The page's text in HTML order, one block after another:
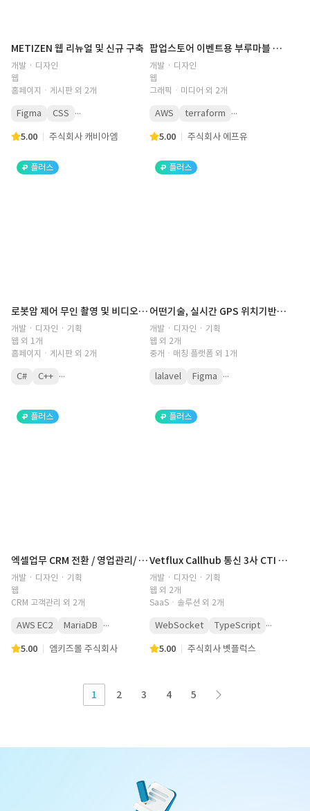
METIZEN 웹 리뉴얼 및 신규 구축
개발 · 디자인
웹
홈페이지ㆍ게시판 외 2개
Figma CSS ...
5.00 주식회사 캐비아엠
팝업스토어 이벤트용 부루마블 웹 게임 개발
개발 · 디자인
웹
그래픽ㆍ미디어 외 2개
AWS terraform ...
5.00 주식회사 에프유
플러스
로봇암 제어 무인 촬영 및 비디오 편집 키오스크 구축
개발 · 디자인 · 기획
웹 외 1개
홈페이지ㆍ게시판 외 2개
C# C++ ...
플러스
어떤기술, 실시간 GPS 위치기반 설비 업체 o2o 중개 상용화 플랫폼 구축
개발 · 디자인 · 기획
웹 외 2개
중개ㆍ매칭 플랫폼 외 1개
lalavel Figma ...
플러스
엑셀업무 CRM 전환 / 영업관리/ 실적관리
개발 · 디자인 · 기획
웹
CRM 고객관리 외 2개
AWS EC2 MariaDB ...
5.00 엠키즈몰 주식회사
플러스
Vetflux Callhub 통신 3사 CTI 미들웨어 구축
개발 · 디자인 · 기획
웹 외 2개
SaaSㆍ솔루션 외 2개
WebSocket TypeScript ...
5.00 주식회사 벳플럭스
1 2 3 4 5